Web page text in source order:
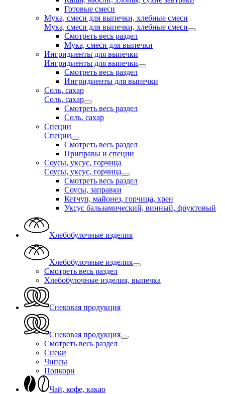
Готовые смеси
Мука, смеси для выпечки, хлебные смеси
Мука, смеси для выпечки, хлебные смеси
Смотреть весь раздел
Мука, смеси для выпечки
Ингридиенты для выпечки
Ингридиенты для выпечки
Смотреть весь раздел
Ингридиенты для выпечки
Соль, сахар
Соль, сахар
Смотреть весь раздел
Соль, сахар
Специи
Специи
Смотреть весь раздел
Приправы и специи
Соусы, уксус, горчица
Соусы, уксус, горчица
Смотреть весь раздел
Соусы, заправки
Кетчуп, майонез, горчица, хрен
Уксус бальзамический, винный, фруктовый
Хлебобулочные изделия
Хлебобулочные изделия
Смотреть весь раздел
Хлебобулочные изделия, выпечка
Снековая продукция
Снековая продукция
Смотреть весь раздел
Снеки
Чипсы
Попкорн
Чай, кофе, какао